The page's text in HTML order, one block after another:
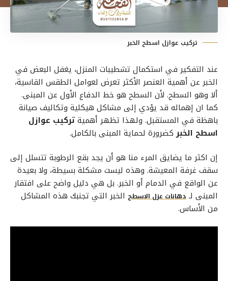
تركيب عوازل اسطح الخبر
عند التفكير في استكمال تشطيبات المنزل، يغفل البعض في
الخبر عن أهمية العنصر الأكثر تعرض لعوامل الطقس القاسية،
ألا وهو السطح. لأن السطح هو خط الدفاع الأول عن المبنى.
كما ان إهماله قد يؤدي إلى مشاكل هيكلية وتكاليف صيانة
باهظة في المستقبل. ولهذا تظهر أهميةتركيب عوازل
اسطح الخبركضرورة لحماية المبنى بالكامل.
إن اكثر ما يضايق المرء منا هو أن يجد بقع الرطوبة تتسلل إلى
سقف غرفة المعيشة. وهذه ليست مشكلة بسيطة، ولا بعيدة
عن الواقع في الدمام أو الخبر. بل هي دليل واضح على افتقار
المبنى لـ دهانات عزل الاسطح الخبر التي تجنبك هذه المشاكل
من الأساس.